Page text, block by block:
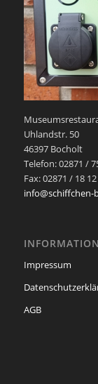
Uhlandstr. 50
46397 Bocholt
Telefon: 02871 /
Fax: 02871 / 18
info@schiffchen-
Impressum
AGB